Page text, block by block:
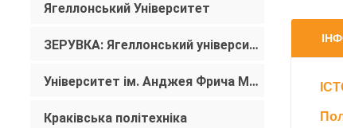
Ягеллонський Університет
ЗЕРУВКА: Ягеллонський університет
Університет ім. Анджея Фрича Моджевського в Кракові
Краківська політехніка